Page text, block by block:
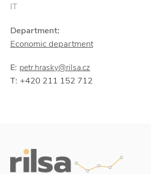
IT
Department:
Economic department
E: petr.hrasky@rilsa.cz
T: +420 211 152 712